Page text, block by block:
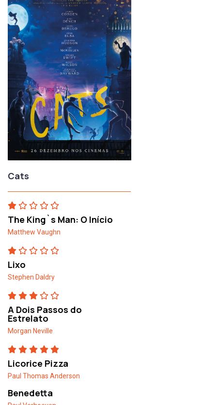
Cats
The King`s Man: O Início
Matthew Vaughn
Lixo
Stephen Daldry
A Dois Passos do
Estrelato
Morgan Neville
Licorice Pizza
Paul Thomas Anderson
Benedetta